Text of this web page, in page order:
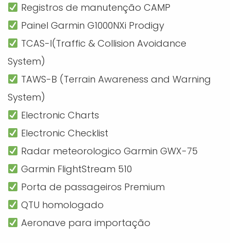
Registros de manutenção CAMP
Painel Garmin G1000NXi Prodigy
TCAS-I(Traffic & Collision Avoidance
System)
TAWS-B (Terrain Awareness and Warning
System)
Electronic Charts
Electronic Checklist
Radar meteorologico Garmin GWX-75
Garmin FlightStream 510
Porta de passageiros Premium
QTU homologado
Aeronave para importação